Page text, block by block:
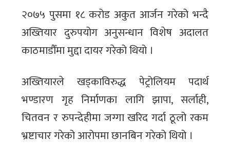
२०७५ पुसमा १८ करोड अकुत आर्जन गरेको भन्दै
अख्तियार दुरुपयोग अनुसन्धान विशेष अदालत
काठमाडौँमा मुद्दा दायर गरेको थियो ।
अख्तियारले खड्काविरुद्ध पेट्रोलियम पदार्थ
भण्डारण गृह निर्माणका लागि झापा, सर्लाही,
चितवन र रुपन्देहीमा जग्गा खरिद गर्दा ठूलो रकम
भ्रष्टाचार गरेको आरोपमा छानबिन गरेको थियो ।